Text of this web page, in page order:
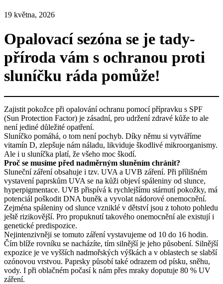
19 května, 2026
Opalovací sezóna se je tady-
příroda vám s ochranou proti
sluníčku ráda pomůže!
Zajistit pokožce při opalování ochranu pomocí přípravku s SPF
(Sun Protection Factor) je zásadní, pro udržení zdravé kůže to ale
není jediné důležité opatření.
Sluníčko pomáhá, o tom není pochyb. Díky němu si vytváříme
vitamín D, zlepšuje nám náladu, likviduje škodlivé mikroorganismy.
Ale i u sluníčka platí, že všeho moc škodí.
Proč se musíme před nadměrným sluněním chránit?
Sluneční záření obsahuje i tzv. UVA a UVB záření. Při přílišném
vystavení paprskům UVA se na kůži objeví spáleniny od slunce,
hyperpigmentace. UVB přispívá k rychlejšímu stárnutí pokožky, má
potenciál poškodit DNA buněk a vyvolat nádorové onemocnění.
Zejména spáleniny od slunce vzniklé v dětství jsou z tohoto pohledu
ještě rizikovější. Pro propuknutí takového onemocnění ale existují i
genetické predispozice.
Nejintenzivněji se tomuto záření vystavujeme od 10 do 16 hodin.
Čím blíže rovníku se nacházíte, tím silnější je jeho působení. Silnější
expozice je ve vyšších nadmořských výškách a v oblastech se slabší
ozónovou vrstvou. Paprsky působí také odrazem od písku, sněhu,
vody. I při oblačném počasí k nám přes mraky doputuje 80 % UV
záření.